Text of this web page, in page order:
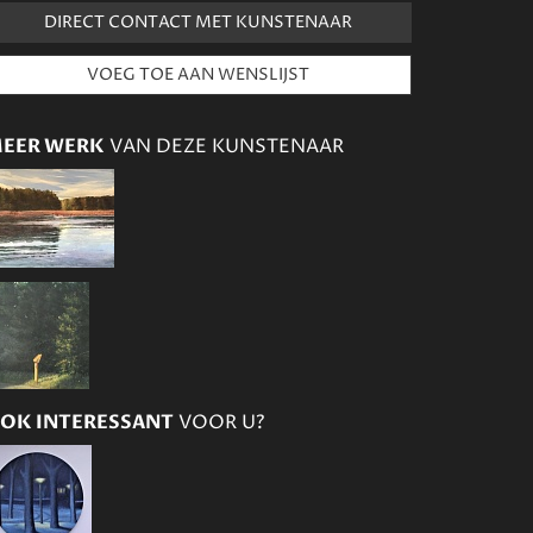
DIRECT CONTACT MET KUNSTENAAR
WERK VAN DEZE KUNSTENAAR
INTERESSANTVOOR U?